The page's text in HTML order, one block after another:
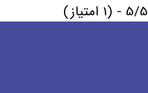
5/5 - (1 امتیاز)